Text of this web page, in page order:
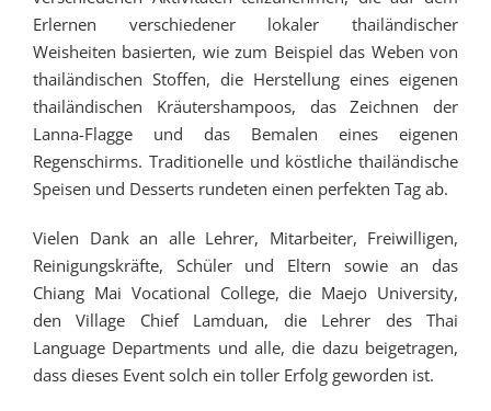
Erlernen verschiedener lokaler thailändischer
Weisheiten basierten, wie zum Beispiel das Weben von
thailändischen Stoffen, die Herstellung eines eigenen
thailändischen Kräutershampoos, das Zeichnen der
Lanna-Flagge und das Bemalen eines eigenen
Regenschirms. Traditionelle und köstliche thailändische
Speisen und Desserts rundeten einen perfekten Tag ab.
Vielen Dank an alle Lehrer, Mitarbeiter, Freiwilligen,
Reinigungskräfte, Schüler und Eltern sowie an das
Chiang Mai Vocational College, die Maejo University,
den Village Chief Lamduan, die Lehrer des Thai
Language Departments und alle, die dazu beigetragen,
dass dieses Event solch ein toller Erfolg geworden ist.